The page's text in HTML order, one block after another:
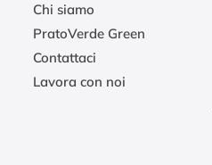
Chi siamo
PratoVerde Green
Contattaci
Lavora con noi